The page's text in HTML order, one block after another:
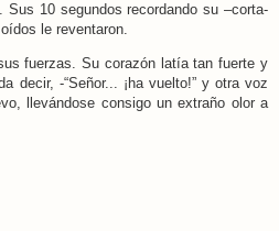
Sus 10 segundos recordando su –corta-
le reventaron.
fuerzas. Su corazón latía tan fuerte y
decir, -“Señor... ¡ha vuelto!” y otra voz
llevándose consigo un extraño olor a